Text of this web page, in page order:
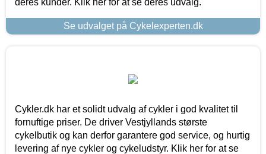
Se udvalget på Cykelexperten.dk
Cykler.dk har et solidt udvalg af cykler i god kvalitet til
fornuftige priser. De driver Vestjyllands største
cykelbutik og kan derfor garantere god service, og hurtig
levering af nye cykler og cykeludstyr. Klik her for at se